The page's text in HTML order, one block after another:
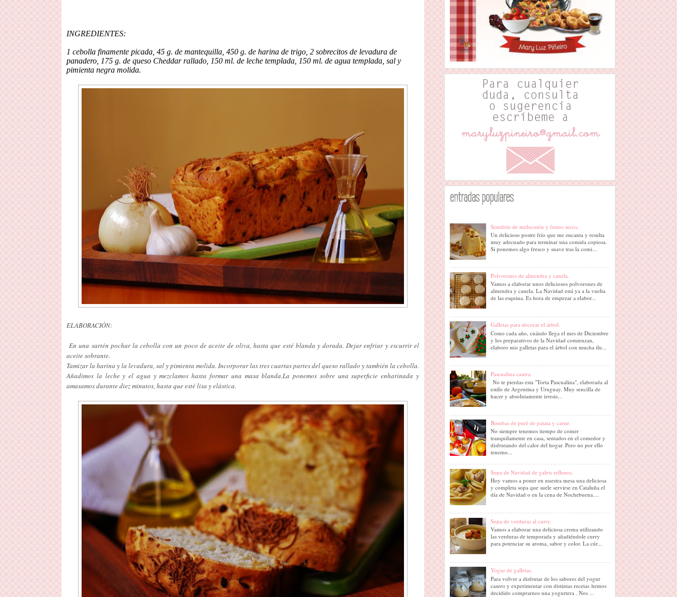
INGREDIENTES:
1 cebolla finamente picada, 45 g. de mantequilla, 450 g. de harina de trigo, 2 sobrecitos de levadura de
panadero, 175 g. de queso Cheddar rallado, 150 ml. de leche templada, 150 ml. de agua templada, sal y
pimienta negra molida.
ELABORACIÓN:
En una sartén pochar la cebolla con un poco de aceite de oliva, hasta que esté blanda y dorada. Dejar enfriar y escurrir el
aceite sobrante.
Tamizar la harina y la levadura, sal y pimienta molida. Incorporar las tres cuartas partes del queso rallado y también la cebolla.
Añadimos la leche y el agua y mezclamos hasta formar una masa blanda.La ponemos sobre una superficie enharinada y
amasamos durante diez minutos, hasta que esté lisa y elástica.
entradas populares
Semifrío de melocotón y frutos secos.
Un delicioso postre frío que me encanta y resulta
muy adecuado para terminar una comida copiosa.
Si ponemos algo fresco y suave tras la comi...
Polvorones de almendra y canela.
Vamos a elaborar unos deliciosos polvorones de
almendra y canela. La Navidad está ya a la vuelta
de las esquina. Es hora de empezar a elabor...
Galletas para decorar el árbol.
Como cada año, cuándo llega el mes de Diciembre
y los preparativos de la Navidad comienzan,
elaboro mis galletas para el árbol con mucha ilu...
Pascualina casera.
No te pierdas esta "Torta Pascualina", elaborada al
estilo de Argentina y Uruguay. Muy sencilla de
hacer y absolutamente irresis...
Bombas de puré de patata y carne.
No siempre tenemos tiempo de comer
tranquilamente en casa, sentados en el comedor y
disfrutando del calor del hogar. Pero no por ello
tenemo...
Sopa de Navidad de galets rellenos.
Hoy vamos a poner en nuestra mesa una deliciosa
y completa sopa que suele servirse en Cataluña el
día de Navidad o en la cena de Nochebuena....
Sopa de verduras al curry.
Vamos a elaborar una deliciosa crema utilizando
las verduras de temporada y añadiéndole curry
para potenciar su aroma, sabor y color. La cúr...
Yogur de galletas.
Para volver a disfrutar de los sabores del yogur
casero y experimentar con distintas recetas hemos
decidido comprarnos una yogurtera . Nos ...